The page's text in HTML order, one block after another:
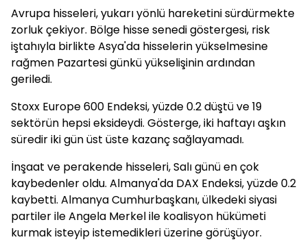
Avrupa hisseleri, yukarı yönlü hareketini sürdürmekte
zorluk çekiyor. Bölge hisse senedi göstergesi, risk
iştahıyla birlikte Asya'da hisselerin yükselmesine
rağmen Pazartesi günkü yükselişinin ardından
geriledi.
Stoxx Europe 600 Endeksi, yüzde 0.2 düştü ve 19
sektörün hepsi eksideydi. Gösterge, iki haftayı aşkın
süredir iki gün üst üste kazanç sağlayamadı.
İnşaat ve perakende hisseleri, Salı günü en çok
kaybedenler oldu. Almanya'da DAX Endeksi, yüzde 0.2
kaybetti. Almanya Cumhurbaşkanı, ülkedeki siyasi
partiler ile Angela Merkel ile koalisyon hükümeti
kurmak isteyip istemedikleri üzerine görüşüyor.